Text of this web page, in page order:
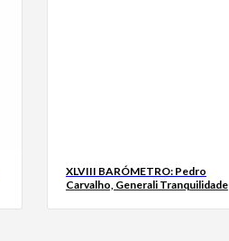
XLVIII BARÓMETRO: Pedro
Carvalho, Generali Tranquilidade